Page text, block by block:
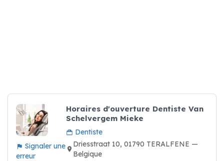
Signaler une
erreur
Horaires d'ouverture Dentiste Van
Schelvergem Mieke
Dentiste
Driesstraat 10, 01790 TERALFENE —
Belgique